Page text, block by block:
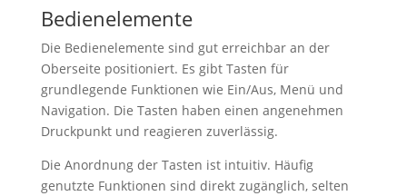
Bedienelemente
Die Bedienelemente sind gut erreichbar an der
Oberseite positioniert. Es gibt Tasten für
grundlegende Funktionen wie Ein/Aus, Menü und
Navigation. Die Tasten haben einen angenehmen
Druckpunkt und reagieren zuverlässig.
Die Anordnung der Tasten ist intuitiv. Häufig
genutzte Funktionen sind direkt zugänglich, selten